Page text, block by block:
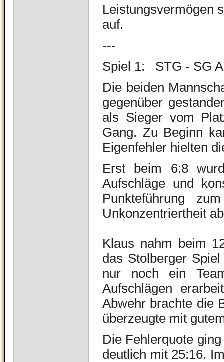
Leistungsvermögen
auf.
---
Spiel 1: STG - SG
Die beiden
gegenüber
als Sieger vom
Gang. Zu Beginn
Eigenfehler hielten
Erst beim 6:8
Aufschläge und
Punkteführung
Unkonzentriertheit
Klaus nahm beim
das Stolberger
nur noch ein
Aufschlägen
Abwehr brachte die
überzeugte mit
Die Fehlerquote
deutlich mit 25:16.